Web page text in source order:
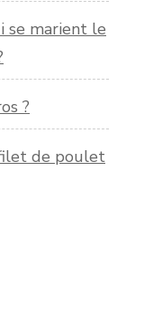
se marient le
?
de poulet